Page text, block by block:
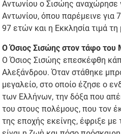
Αντωνίου ο Σισώης αναχώρησε
Αντωνίου, όπου παρέμεινε για
97 ετών και η Εκκλησία τιμά τη
Ο Όσιος Σισώης στον τάφο
Ο Όσιος Σισώης επεσκέφθη
Αλεξάνδρου. Όταν στάθηκε
μεγαλείο, στο οποίο έζησε ο
των Ελλήνων, την δόξα που
του στους πολέμους, που τον
της εποχής εκείνης, έφριξε